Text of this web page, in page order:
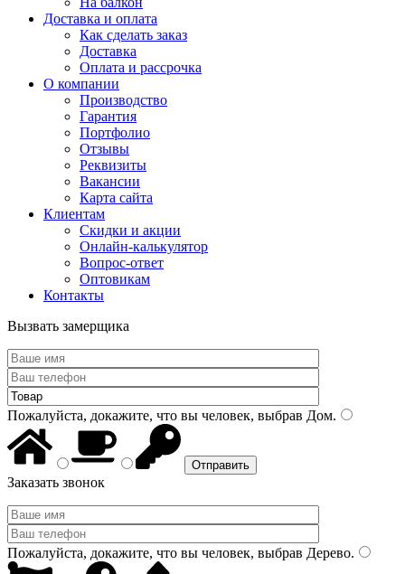
Доставка и оплата
Как сделать заказ
Доставка
Оплата и рассрочка
О компании
Производство
Гарантия
Портфолио
Отзывы
Реквизиты
Вакансии
Карта сайта
Клиентам
Скидки и акции
Онлайн-калькулятор
Вопрос-ответ
Оптовикам
Контакты
Вызвать замерщика
Пожалуйста, докажите, что вы человек, выбрав Дом.
Заказать звонок
Пожалуйста, докажите, что вы человек, выбрав Дерево.